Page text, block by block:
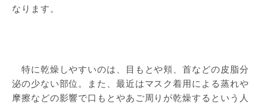
なります。
特に乾燥しやすいのは、目もとや頬、首などの皮脂分
泌の少ない部位。また、最近はマスク着用による蒸れや
摩擦などの影響で口もとやあご周りが乾燥するという人